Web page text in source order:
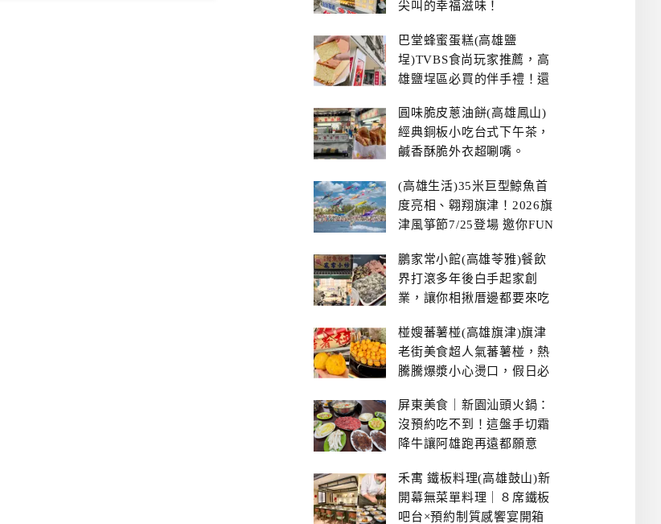
尖叫的幸福滋味！
巴堂蜂蜜蛋糕(高雄鹽
埕)TVBS食尚玩家推薦，高
雄鹽埕區必買的伴手禮！還
圓味脆皮蔥油餅(高雄鳳山)
經典銅板小吃台式下午茶，
鹹香酥脆外衣超唰嘴。
(高雄生活)35米巨型鯨魚首
度亮相、翱翔旗津！2026旗
津風箏節7/25登場 邀你FUN
鵬家常小館(高雄苓雅)餐飲
界打滾多年後白手起家創
業，讓你相揪厝邊都要來吃
椪嫂蕃薯椪(高雄旗津)旗津
老街美食超人氣蕃薯椪，熱
騰騰爆漿小心燙口，假日必
屏東美食｜新園汕頭火鍋：
沒預約吃不到！這盤手切霜
降牛讓阿雄跑再遠都願意
禾寓 鐵板料理(高雄鼓山)新
開幕無菜單料理｜８席鐵板
吧台×預約制質感饗宴開箱